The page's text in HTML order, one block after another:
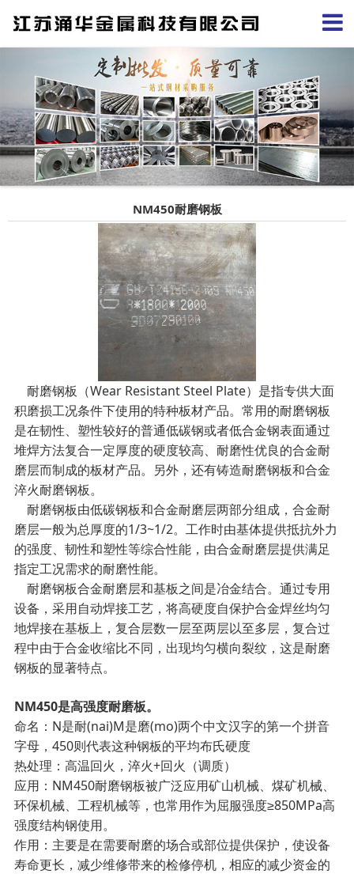
NM450耐磨钢板
耐磨钢板（Wear Resistant Steel Plate）是指专供大面
积磨损工况条件下使用的特种板材产品。常用的耐磨钢板
是在韧性、塑性较好的普通低碳钢或者低合金钢表面通过
堆焊方法复合一定厚度的硬度较高、耐磨性优良的合金耐
磨层而制成的板材产品。另外，还有铸造耐磨钢板和合金
淬火耐磨钢板。
耐磨钢板由低碳钢板和合金耐磨层两部分组成，合金耐
磨层一般为总厚度的1/3~1/2。工作时由基体提供抵抗外力
的强度、韧性和塑性等综合性能，由合金耐磨层提供满足
指定工况需求的耐磨性能。
耐磨钢板合金耐磨层和基板之间是冶金结合。通过专用
设备，采用自动焊接工艺，将高硬度自保护合金焊丝均匀
地焊接在基板上，复合层数一层至两层以至多层，复合过
程中由于合金收缩比不同，出现均匀横向裂纹，这是耐磨
钢板的显著特点。
NM450是高强度耐磨板。
命名：N是耐(nai)M是磨(mo)两个中文汉字的第一个拼音
字母，450则代表这种钢板的平均布氏硬度
热处理：高温回火，淬火+回火（调质）
应用：NM450耐磨钢板被广泛应用矿山机械、煤矿机械、
环保机械、工程机械等，也常用作为屈服强度≥850MPa高
强度结构钢使用。
作用：主要是在需要耐磨的场合或部位提供保护，使设备
寿命更长，减少维修带来的检修停机，相应的减少资金的